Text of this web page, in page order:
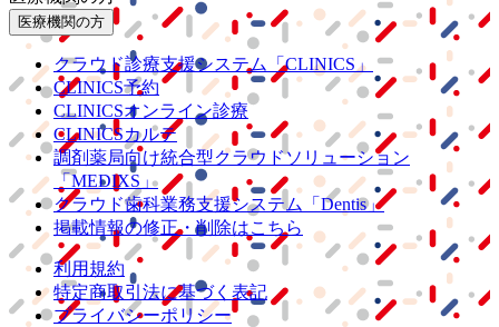
医療機関の方
クラウド診療支援システム
「CLINICS」
CLINICS予約
CLINICSオンライン診療
CLINICSカルテ
調剤薬局向け統合型クラウドソリューション
「MEDIXS」
クラウド歯科業務支援システム
「Dentis」
掲載情報の修正・削除はこちら
利用規約
特定商取引法に基づく表記
プライバシーポリシー